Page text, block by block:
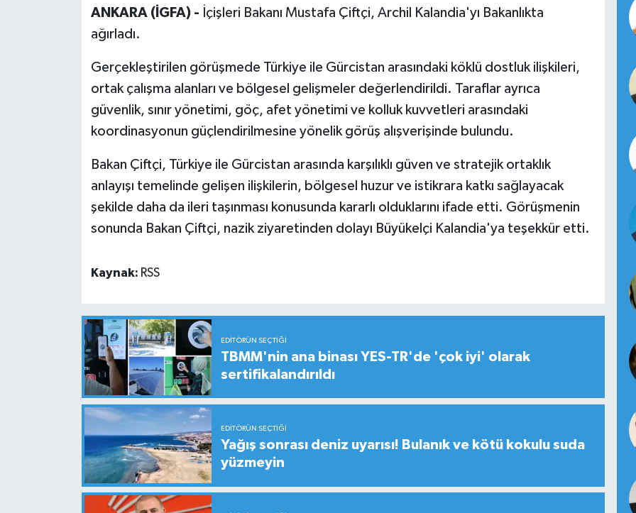
ANKARA (İGFA) - İçişleri Bakanı Mustafa Çiftçi, Archil Kalandia'yı Bakanlıkta
ağırladı.
Gerçekleştirilen görüşmede Türkiye ile Gürcistan arasındaki köklü dostluk ilişkileri,
ortak çalışma alanları ve bölgesel gelişmeler değerlendirildi. Taraflar ayrıca
güvenlik, sınır yönetimi, göç, afet yönetimi ve kolluk kuvvetleri arasındaki
koordinasyonun güçlendirilmesine yönelik görüş alışverişinde bulundu.
Bakan Çiftçi, Türkiye ile Gürcistan arasında karşılıklı güven ve stratejik ortaklık
anlayışı temelinde gelişen ilişkilerin, bölgesel huzur ve istikrara katkı sağlayacak
şekilde daha da ileri taşınması konusunda kararlı olduklarını ifade etti. Görüşmenin
sonunda Bakan Çiftçi, nazik ziyaretinden dolayı Büyükelçi Kalandia'ya teşekkür etti.
Kaynak: RSS
EDITÖRÜN SEÇTIĞI
TBMM'nin ana binası YES-TR'de 'çok iyi' olarak
sertifikalandırıldı
EDITÖRÜN SEÇTIĞI
Yağış sonrası deniz uyarısı! Bulanık ve kötü kokulu suda
yüzmeyin